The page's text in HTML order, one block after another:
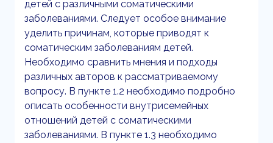
детей с различными соматическими
заболеваниями. Следует особое внимание
уделить причинам, которые приводят к
соматическим заболеваниям детей.
Необходимо сравнить мнения и подходы
различных авторов к рассматриваемому
вопросу. В пункте 1.2 необходимо подробно
описать особенности внутрисемейных
отношений детей с соматическими
заболеваниями. В пункте 1.3 необходимо